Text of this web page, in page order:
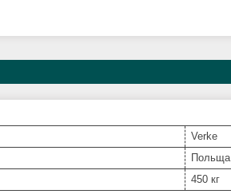
Verke
Польща
450 кг